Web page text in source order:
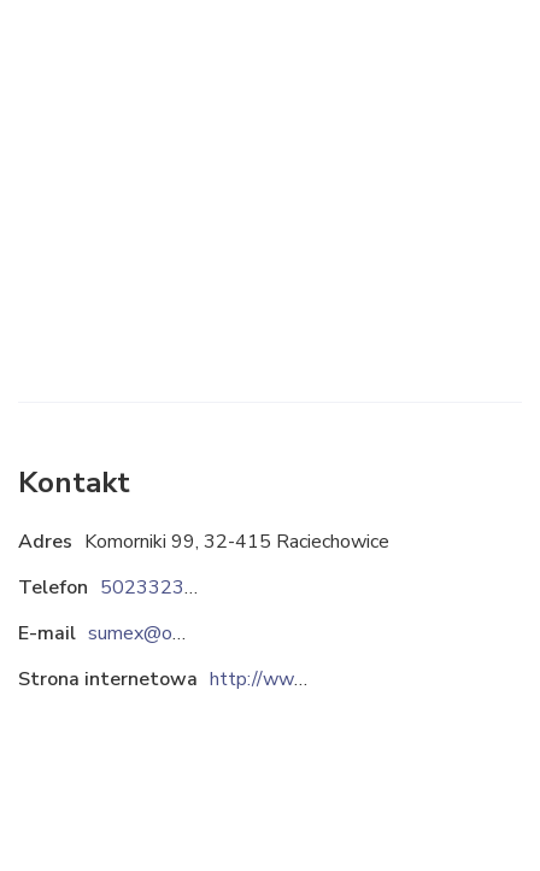
Kontakt
Adres Komorniki 99, 32-415 Raciechowice
Telefon
502332345
E-mail
sumex@op.pl
Strona internetowa
http://www.sumex.com.pl